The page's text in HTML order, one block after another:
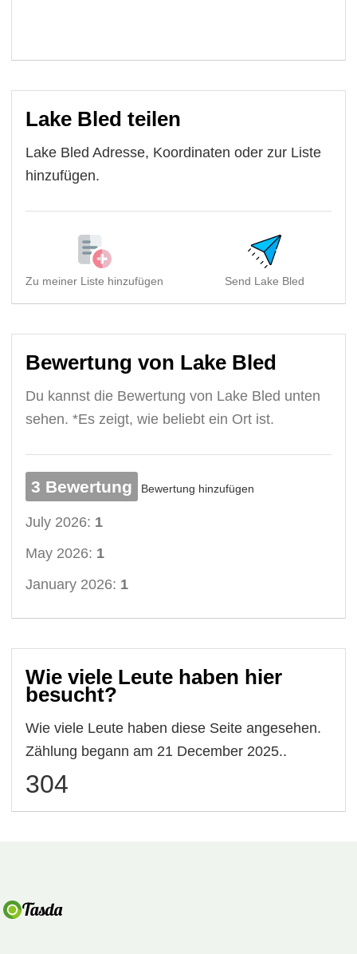
Lake Bled teilen
Lake Bled Adresse, Koordinaten oder zur Liste
hinzufügen.
Zu meiner Liste hinzufügen Send Lake Bled
Bewertung von Lake Bled
Du kannst die Bewertung von Lake Bled unten
sehen. *Es zeigt, wie beliebt ein Ort ist.
3 Bewertung Bewertung hinzufügen
July 2026: 1
May 2026: 1
January 2026: 1
Wie viele Leute haben hier
besucht?
Wie viele Leute haben diese Seite angesehen.
Zählung begann am 21 December 2025..
304